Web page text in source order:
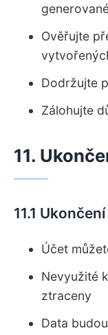
Ověřujte
Dodržujte
Zálohujte
11.
11.1
Účet
Nevyužité
ztraceny
Data